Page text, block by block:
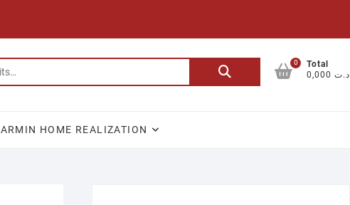
Recherche
0
Total
0,000 د.ت
ARMIN HOME REALIZATION